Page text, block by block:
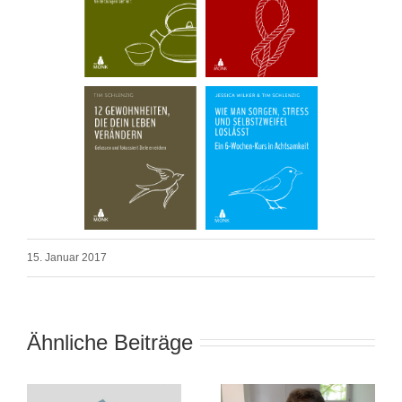
15. Januar 2017
Ähnliche Beiträge